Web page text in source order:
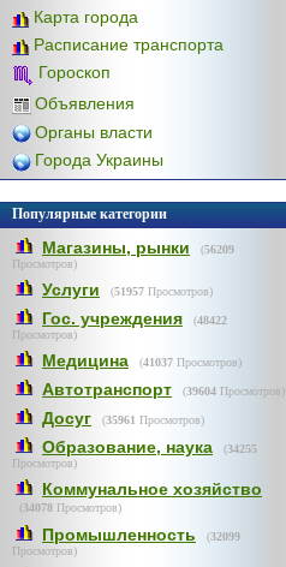
Карта города
Расписание транспорта
Гороскоп
Объявления
Органы власти
Города Украины
Популярные категории
Магазины, рынки (56209
Просмотров)
Услуги (51957 Просмотров)
Гос. учреждения (48422
Просмотров)
Медицина (41037 Просмотров)
Автотранспорт (39604 Просмотров)
Досуг (35961 Просмотров)
Образование, наука (34255
Просмотров)
Коммунальное хозяйство
(34078 Просмотров)
Промышленность (32099
Просмотров)